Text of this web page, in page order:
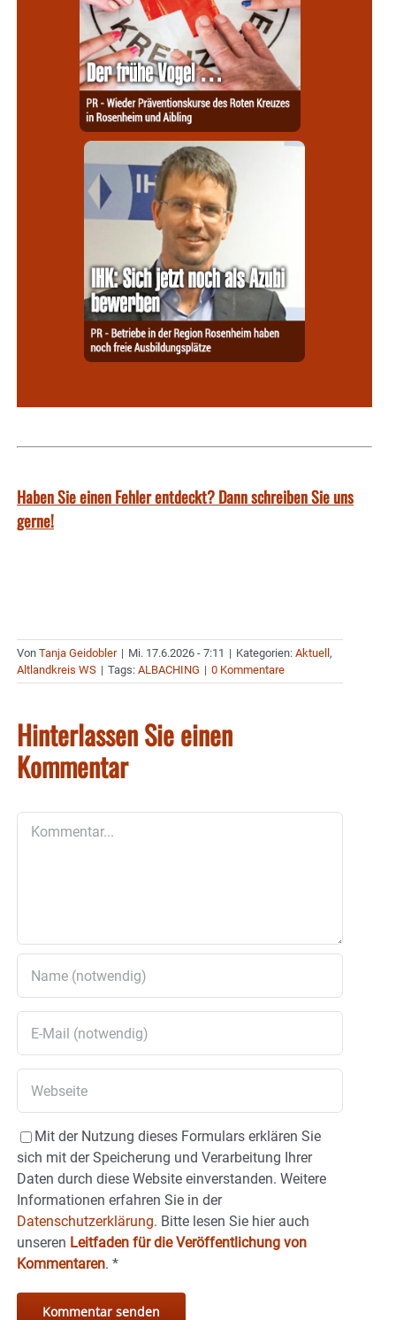
Haben Sie einen Fehler entdeckt? Dann schreiben Sie uns
gerne!
Von Tanja Geidobler | Mi. 17.6.2026 - 7:11 | Kategorien: Aktuell ,
Altlandkreis WS | Tags: ALBACHING | 0 Kommentare
Hinterlassen Sie einen
Kommentar
Mit der Nutzung dieses Formulars erklären Sie
sich mit der Speicherung und Verarbeitung Ihrer
Daten durch diese Website einverstanden. Weitere
Informationen erfahren Sie in der
Datenschutzerklärung. Bitte lesen Sie hier auch
unseren Leitfaden für die Veröffentlichung von
Kommentaren. *